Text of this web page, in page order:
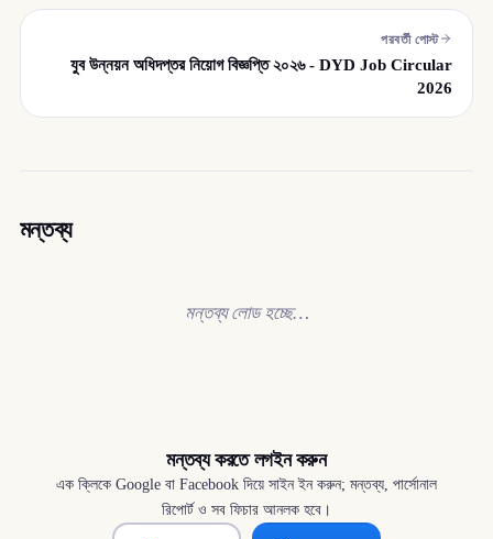
পরবর্তী পোস্ট
যুব উন্নয়ন অধিদপ্তর নিয়োগ বিজ্ঞপ্তি ২০২৬ - DYD Job Circular
2026
মন্তব্য
মন্তব্য লোড হচ্ছে…
মন্তব্য করতে লগইন করুন
এক ক্লিকে Google বা Facebook দিয়ে সাইন ইন করুন; মন্তব্য, পার্সোনাল
রিপোর্ট ও সব ফিচার আনলক হবে।